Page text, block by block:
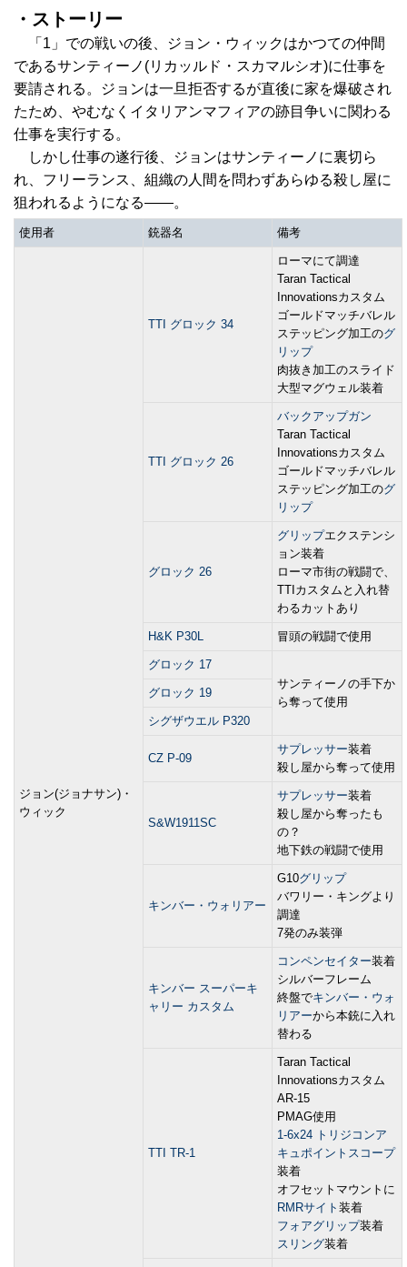
・ストーリー
「1」での戦いの後、ジョン・ウィックはかつての仲間
であるサンティーノ(リカッルド・スカマルシオ)に仕事を
要請される。ジョンは一旦拒否するが直後に家を爆破され
たため、やむなくイタリアンマフィアの跡目争いに関わる
仕事を実行する。
しかし仕事の遂行後、ジョンはサンティーノに裏切ら
れ、フリーランス、組織の人間を問わずあらゆる殺し屋に
狙われるようになる――。
使用者 銃器名 備考
ジョン(ジョナサン)・
ウィック
TTI グロック 34
ローマにて調達
Taran Tactical
Innovationsカスタム
ゴールドマッチバレル
ステッピング加工のグ
リップ
肉抜き加工のスライド
大型マグウェル装着
TTI グロック 26
バックアップガン
Taran Tactical
Innovationsカスタム
ゴールドマッチバレル
ステッピング加工のグ
リップ
グロック 26
グリップエクステンシ
ョン装着
ローマ市街の戦闘で、
TTIカスタムと入れ替
わるカットあり
H&K P30L 冒頭の戦闘で使用
グロック 17
サンティーノの手下か
ら奪って使用
グロック 19
シグザウエル P320
CZ P-09
サプレッサー装着
殺し屋から奪って使用
S&W1911SC
サプレッサー装着
殺し屋から奪ったも
の？
地下鉄の戦闘で使用
キンバー・ウォリアー
G10グリップ
バワリー・キングより
調達
7発のみ装弾
キンバー スーパーキ
ャリー カスタム
コンペンセイター装着
シルバーフレーム
終盤でキンバー・ウォ
リアーから本銃に入れ
替わる
TTI TR-1
Taran Tactical
Innovationsカスタム
AR-15
PMAG使用
1-6x24 トリジコンア
キュポイントスコープ
装着
オフセットマウントに
RMRサイト 装着
フォアグリップ装着
スリング装着